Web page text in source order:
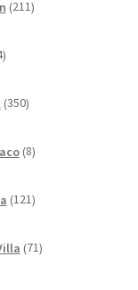
211izdelkov
izdelkov
350izdelkov
8izdelkov
121izdelkov
71izdelkov